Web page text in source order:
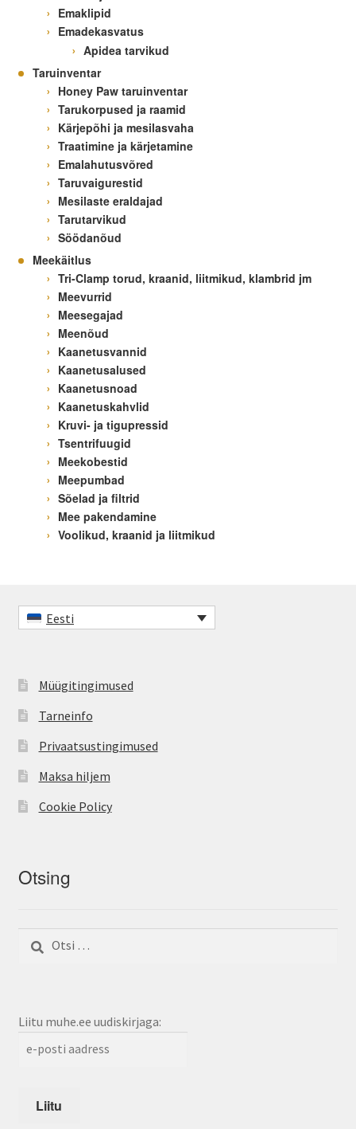
Emaklipid
Emadekasvatus
Apidea tarvikud
Taruinventar
Honey Paw taruinventar
Tarukorpused ja raamid
Kärjepõhi ja mesilasvaha
Traatimine ja kärjetamine
Emalahutusvõred
Taruvaigurestid
Mesilaste eraldajad
Tarutarvikud
Söödanõud
Meekäitlus
Tri-Clamp torud, kraanid, liitmikud, klambrid jm
Meevurrid
Meesegajad
Meenõud
Kaanetusvannid
Kaanetusalused
Kaanetusnoad
Kaanetuskahvlid
Kruvi- ja tigupressid
Tsentrifuugid
Meekobestid
Meepumbad
Sõelad ja filtrid
Mee pakendamine
Voolikud, kraanid ja liitmikud
Eesti
Müügitingimused
Tarneinfo
Privaatsustingimused
Maksa hiljem
Cookie Policy
Otsing
Liitu muhe.ee uudiskirjaga: